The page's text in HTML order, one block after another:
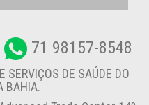
71 98157-8548
SERVIÇOS DE SAÚDE DO
BAHIA.